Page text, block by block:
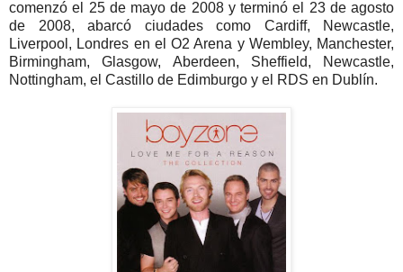
comenzó el 25 de mayo de 2008 y terminó el 23 de agosto
de 2008, abarcó ciudades como Cardiff, Newcastle,
Liverpool, Londres en el O2 Arena y Wembley, Manchester,
Birmingham, Glasgow, Aberdeen, Sheffield, Newcastle,
Nottingham, el Castillo de Edimburgo y el RDS en Dublín.